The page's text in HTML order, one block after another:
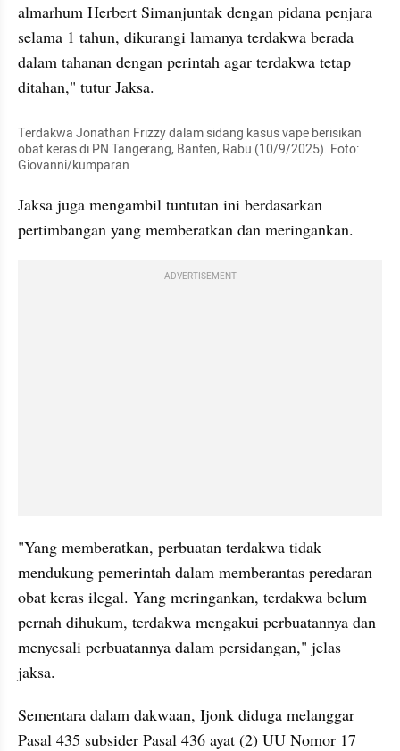
almarhum Herbert Simanjuntak dengan pidana penjara
selama 1 tahun, dikurangi lamanya terdakwa berada
dalam tahanan dengan perintah agar terdakwa tetap
ditahan," tutur Jaksa.
Terdakwa Jonathan Frizzy dalam sidang kasus vape berisikan
obat keras di PN Tangerang, Banten, Rabu (10/9/2025). Foto:
Giovanni/kumparan
Jaksa juga mengambil tuntutan ini berdasarkan
pertimbangan yang memberatkan dan meringankan.
ADVERTISEMENT
"Yang memberatkan, perbuatan terdakwa tidak
mendukung pemerintah dalam memberantas peredaran
obat keras ilegal. Yang meringankan, terdakwa belum
pernah dihukum, terdakwa mengakui perbuatannya dan
menyesali perbuatannya dalam persidangan," jelas
jaksa.
Sementara dalam dakwaan, Ijonk diduga melanggar
Pasal 435 subsider Pasal 436 ayat (2) UU Nomor 17